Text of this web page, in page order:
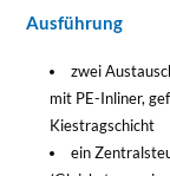
Ausführung
zwei
mit PE-Inliner,
Kiestragschicht
ein